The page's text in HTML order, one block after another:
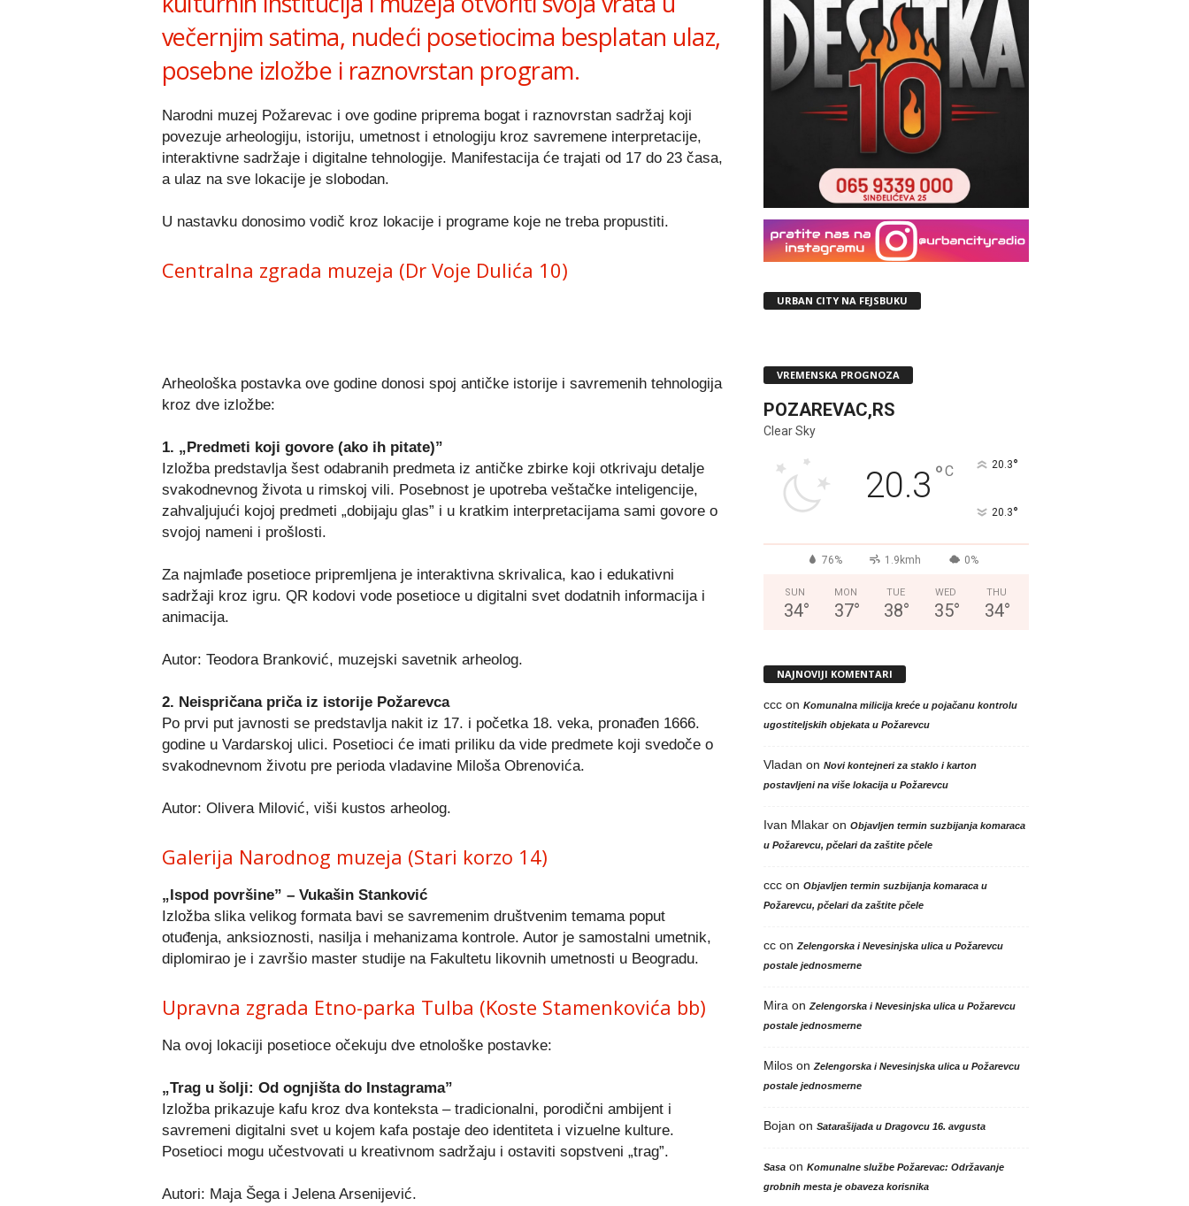
večernjim satima, nudeći posetiocima besplatan ulaz,
posebne izložbe i raznovrstan program.
Narodni muzej Požarevac i ove godine priprema bogat i raznovrstan sadržaj koji
povezuje arheologiju, istoriju, umetnost i etnologiju kroz savremene interpretacije,
interaktivne sadržaje i digitalne tehnologije. Manifestacija će trajati od 17 do 23 časa,
a ulaz na sve lokacije je slobodan.
U nastavku donosimo vodič kroz lokacije i programe koje ne treba propustiti.
Centralna zgrada muzeja (Dr Voje Dulića 10)
Arheološka postavka ove godine donosi spoj antičke istorije i savremenih tehnologija
kroz dve izložbe:
1. „Predmeti koji govore (ako ih pitate)”
Izložba predstavlja šest odabranih predmeta iz antičke zbirke koji otkrivaju detalje
svakodnevnog života u rimskoj vili. Posebnost je upotreba veštačke inteligencije,
zahvaljujući kojoj predmeti „dobijaju glas” i u kratkim interpretacijama sami govore o
svojoj nameni i prošlosti.
Za najmlađe posetioce pripremljena je interaktivna skrivalica, kao i edukativni
sadržaji kroz igru. QR kodovi vode posetioce u digitalni svet dodatnih informacija i
animacija.
Autor: Teodora Branković, muzejski savetnik arheolog.
2. Neispričana priča iz istorije Požarevca
Po prvi put javnosti se predstavlja nakit iz 17. i početka 18. veka, pronađen 1666.
godine u Vardarskoj ulici. Posetioci će imati priliku da vide predmete koji svedoče o
svakodnevnom životu pre perioda vladavine Miloša Obrenovića.
Autor: Olivera Milović, viši kustos arheolog.
Galerija Narodnog muzeja (Stari korzo 14)
„Ispod površine” – Vukašin Stanković
Izložba slika velikog formata bavi se savremenim društvenim temama poput
otuđenja, anksioznosti, nasilja i mehanizama kontrole. Autor je samostalni umetnik,
diplomirao je i završio master studije na Fakultetu likovnih umetnosti u Beogradu.
Upravna zgrada Etno-parka Tulba (Koste Stamenkovića bb)
Na ovoj lokaciji posetioce očekuju dve etnološke postavke:
„Trag u šolji: Od ognjišta do Instagrama”
Izložba prikazuje kafu kroz dva konteksta – tradicionalni, porodični ambijent i
savremeni digitalni svet u kojem kafa postaje deo identiteta i vizuelne kulture.
Posetioci mogu učestvovati u kreativnom sadržaju i ostaviti sopstveni „trag”.
Autori: Maja Šega i Jelena Arsenijević.
URBAN CITY NA FEJSBUKU
VREMENSKA PROGNOZA
POZAREVAC,RS
Clear Sky
20.3 °C 20.3°
20.3°
76% 1.9kmh 0%
SUN
34°
MON
37°
TUE
38°
WED
35°
THU
34°
NAJNOVIJI KOMENTARI
cccon Komunalna milicija kreće u pojačanu kontrolu
ugostiteljskih objekata u Požarevcu
Vladan on Novi kontejneri za staklo i karton
postavljeni na više lokacija u Požarevcu
Ivan Mlakaron Objavljen termin suzbijanja komaraca
u Požarevcu, pčelari da zaštite pčele
cccon Objavljen termin suzbijanja komaraca u
Požarevcu, pčelari da zaštite pčele
ccon Zelengorska i Nevesinjska ulica u Požarevcu
postale jednosmerne
Mira on Zelengorska i Nevesinjska ulica u Požarevcu
postale jednosmerne
Miloson Zelengorska i Nevesinjska ulica u Požarevcu
postale jednosmerne
Bojan on Satarašijada u Dragovcu 16. avgusta
Sasaon Komunalne službe Požarevac: Održavanje
grobnih mesta je obaveza korisnika